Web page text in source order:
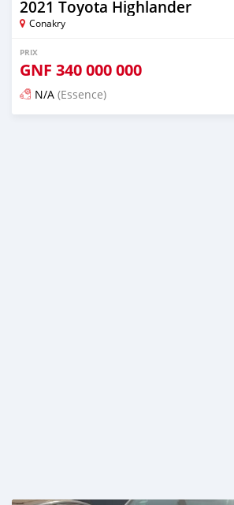
2021 Toyota Highlander
Conakry
PRIX
GNF 340 000 000
N/A (Essence)